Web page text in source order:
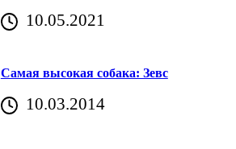
10.05.2021
Самая высокая собака: Зевс
10.03.2014